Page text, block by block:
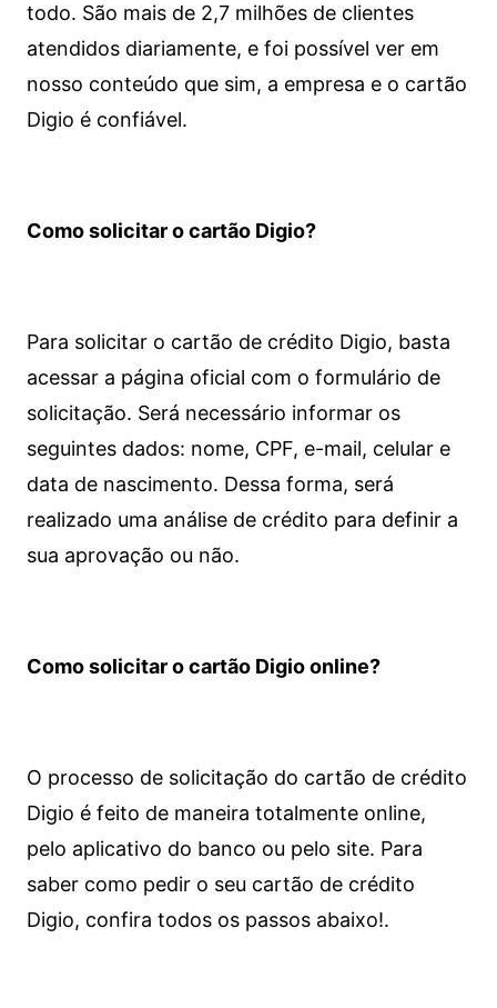
todo. São mais de 2,7 milhões de clientes
atendidos diariamente, e foi possível ver em
nosso conteúdo que sim, a empresa e o cartão
Digio é confiável.
Como solicitar o cartão Digio?
Para solicitar o cartão de crédito Digio, basta
acessar a página oficial com o formulário de
solicitação. Será necessário informar os
seguintes dados: nome, CPF, e-mail, celular e
data de nascimento. Dessa forma, será
realizado uma análise de crédito para definir a
sua aprovação ou não.
Como solicitar o cartão Digio online?
O processo de solicitação do cartão de crédito
Digio é feito de maneira totalmente online,
pelo aplicativo do banco ou pelo site. Para
saber como pedir o seu cartão de crédito
Digio, confira todos os passos abaixo!.